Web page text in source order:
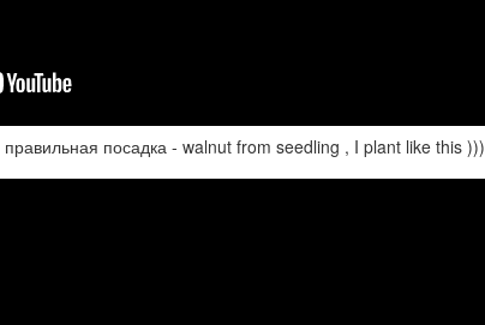
посадка - walnut from seedling , I plant like this )))